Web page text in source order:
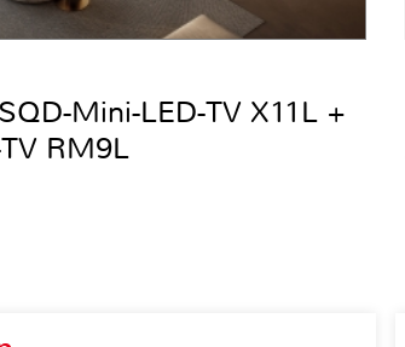
Mini-LED-TV X11L +
RM9L